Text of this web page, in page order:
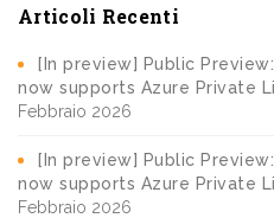
Articoli Recenti
[In preview] Public
now supports Azure Private
Febbraio 2026
[In preview] Public
now supports Azure Private
Febbraio 2026